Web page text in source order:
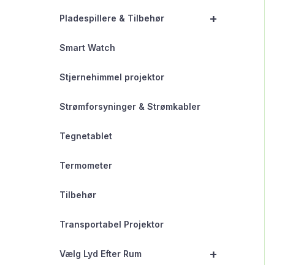
+
Pladespillere & Tilbehør
Smart Watch
Stjernehimmel projektor
Strømforsyninger & Strømkabler
Tegnetablet
Termometer
Tilbehør
Transportabel Projektor
+
Vælg Lyd Efter Rum